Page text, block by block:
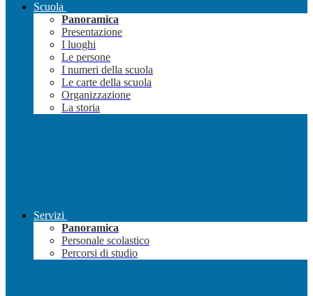
Scuola
Panoramica
Presentazione
I luoghi
Le persone
I numeri della scuola
Le carte della scuola
Organizzazione
La storia
Servizi
Panoramica
Personale scolastico
Percorsi di studio